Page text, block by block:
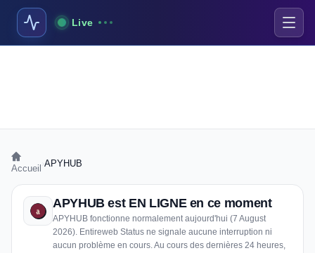
Live
Accueil APYHUB
APYHUB est EN LIGNE en ce moment
APYHUB fonctionne normalement aujourd'hui (7 August
2026). Entireweb Status ne signale aucune interruption ni
aucun problème en cours. Au cours des dernières 24 heures,